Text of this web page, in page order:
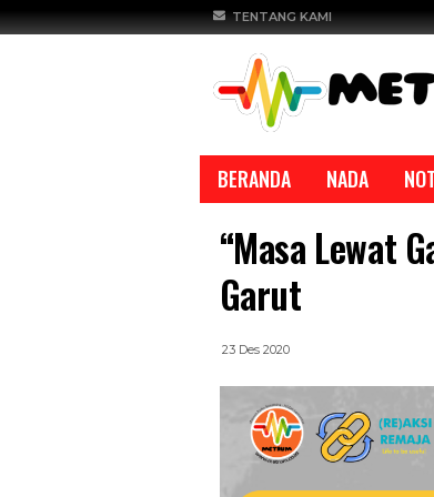
TENTANG KAMI
BERANDA NADA
“Masa Lewat
Garut
23 Des 2020